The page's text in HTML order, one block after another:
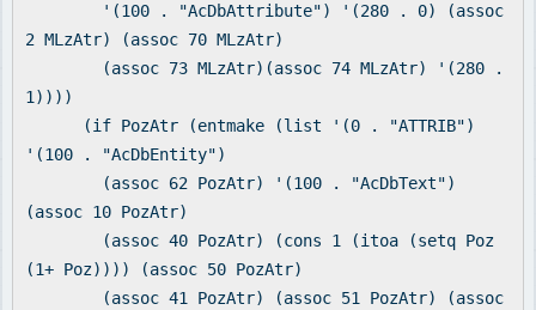
'(100 . "AcDbAttribute") '(280 . 0) (assoc
2 MLzAtr) (assoc 70 MLzAtr)
(assoc 73 MLzAtr)(assoc 74 MLzAtr) '(280 .
1))))
(if PozAtr (entmake (list '(0 . "ATTRIB")
'(100 . "AcDbEntity")
(assoc 62 PozAtr) '(100 . "AcDbText")
(assoc 10 PozAtr)
(assoc 40 PozAtr) (cons 1 (itoa (setq Poz
(1+ Poz)))) (assoc 50 PozAtr)
(assoc 41 PozAtr) (assoc 51 PozAtr) (assoc